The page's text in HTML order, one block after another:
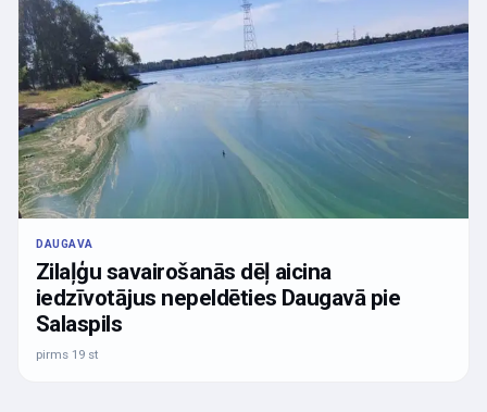
DAUGAVA
Zilaļģu savairošanās dēļ aicina
iedzīvotājus nepeldēties Daugavā pie
Salaspils
pirms 19 st